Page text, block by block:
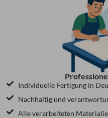
Individuelle Fertigung in
Nachhaltig und
Alle verarbeiteten